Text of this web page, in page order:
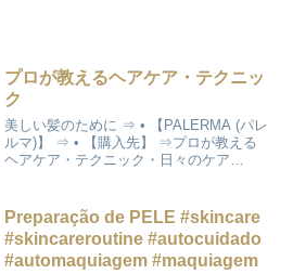
プロが教えるヘアケア・テクニッ
ク
美しい髪のために ⇒ • 【PALERMA (パレ
ルマ)】 ⇒ • 【購入先】 ⇒プロが教える
ヘアケア・テクニック・日々のケア
のヘアケア 04...
Preparação de PELE #skincare
#skincareroutine #autocuidado
#automaquiagem #maquiagem